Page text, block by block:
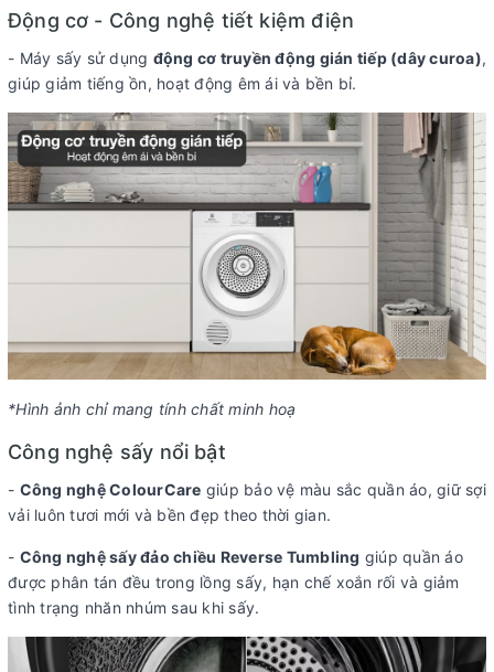
Động cơ - Công nghệ tiết kiệm điện
- Máy sấy sử dụng động cơ truyền động gián tiếp (dây curoa),
giúp giảm tiếng ồn, hoạt động êm ái và bền bỉ.
*Hình ảnh chỉ mang tính chất minh hoạ
Công nghệ sấy nổi bật
- Công nghệ ColourCare giúp bảo vệ màu sắc quần áo, giữ sợi
vải luôn tươi mới và bền đẹp theo thời gian.
- Công nghệ sấy đảo chiều Reverse Tumbling giúp quần áo
được phân tán đều trong lồng sấy, hạn chế xoắn rối và giảm
tình trạng nhăn nhúm sau khi sấy.